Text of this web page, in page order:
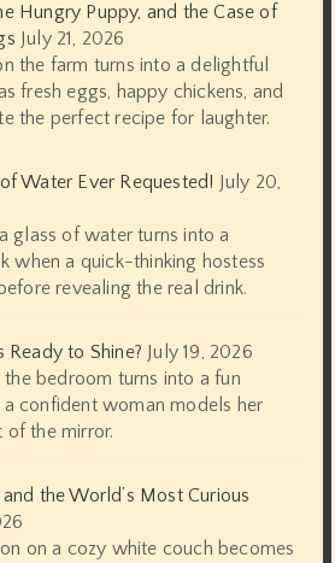
Hungry Puppy, and the Case of
July 21, 2026
the farm turns into a delightful
fresh eggs, happy chickens, and
the perfect recipe for laughter.
Water Ever Requested! July 20,
glass of water turns into a
when a quick-thinking hostess
revealing the real drink.
Ready to Shine? July 19, 2026
bedroom turns into a fun
confident woman models her
the mirror.
the World’s Most Curious
on a cozy white couch becomes